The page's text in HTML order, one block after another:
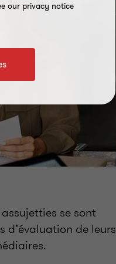
se sont
d’évaluation de leurs
our privacy notice